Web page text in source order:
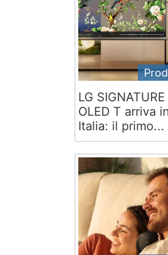
LG SIGNATURE
OLED T arriva
Italia: il primo...